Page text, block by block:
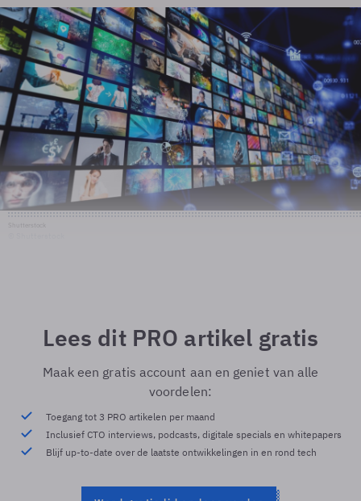
Lees dit PRO artikel gratis
Maak een gratis account aan en geniet van alle
voordelen:
Toegang tot 3 PRO artikelen per maand
Inclusief CTO interviews, podcasts, digitale specials en whitepapers
Blijf up-to-date over de laatste ontwikkelingen in en rond tech